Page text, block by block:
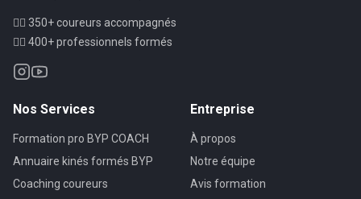
🏃‍♂️ 350+ coureurs accompagnés
👨‍⚕️ 400+ professionnels formés
Nos Services
Formation pro BYP COACH
Annuaire kinés formés BYP
Coaching coureurs
Entreprise
À propos
Notre équipe
Avis formation